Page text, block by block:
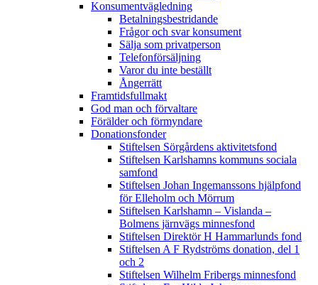
Konsumentvägledning
Betalningsbestridande
Frågor och svar konsument
Sälja som privatperson
Telefonförsäljning
Varor du inte beställt
Ångerrätt
Framtidsfullmakt
God man och förvaltare
Förälder och förmyndare
Donationsfonder
Stiftelsen Sörgårdens aktivitetsfond
Stiftelsen Karlshamns kommuns sociala
samfond
Stiftelsen Johan Ingemanssons hjälpfond
för Elleholm och Mörrum
Stiftelsen Karlshamn – Vislanda –
Bolmens järnvägs minnesfond
Stiftelsen Direktör H Hammarlunds fond
Stiftelsen A F Rydströms donation, del 1
och 2
Stiftelsen Wilhelm Fribergs minnesfond